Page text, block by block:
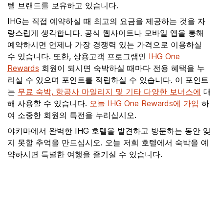
텔 브랜드를 보유하고 있습니다.
IHG는 직접 예약하실 때 최고의 요금을 제공하는 것을 자
랑스럽게 생각합니다. 공식 웹사이트나 모바일 앱을 통해
예약하시면 언제나 가장 경쟁력 있는 가격으로 이용하실
수 있습니다. 또한, 상용고객 프로그램인 IHG One
Rewards 회원이 되시면 숙박하실 때마다 전용 혜택을 누
리실 수 있으며 포인트를 적립하실 수 있습니다. 이 포인트
는 무료 숙박, 항공사 마일리지 및 기타 다양한 보너스에 대
해 사용할 수 있습니다. 오늘 IHG One Rewards에 가입 하
여 소중한 회원의 특전을 누리십시오.
야키마에서 완벽한 IHG 호텔을 발견하고 방문하는 동안 잊
지 못할 추억을 만드십시오. 오늘 저희 호텔에서 숙박을 예
약하시면 특별한 여행을 즐기실 수 있습니다.